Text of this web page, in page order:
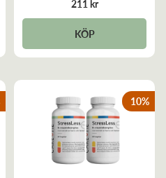
211 kr
KÖP
10%